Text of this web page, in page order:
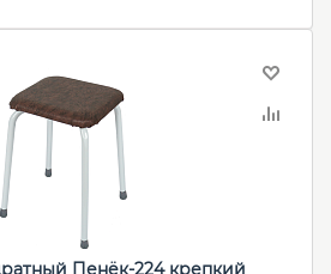
Пенёк-224 крепкий